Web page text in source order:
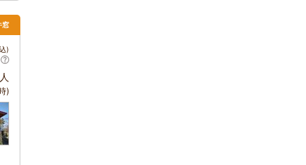
窓
)
)